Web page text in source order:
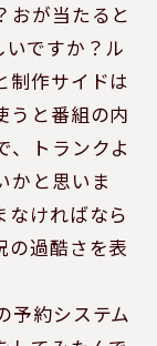
おが当たると
いですか？ル
制作サイドは
うと番組の内
、トランクよ
かと思いま
なければなら
の過酷さを表
予約システム